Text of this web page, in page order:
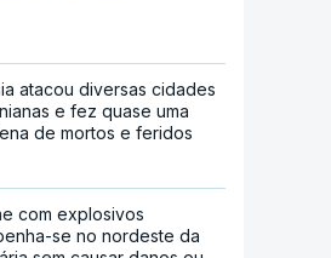
atacou diversas cidades
e fez quase uma
de mortos e feridos
com explosivos
se no nordeste da